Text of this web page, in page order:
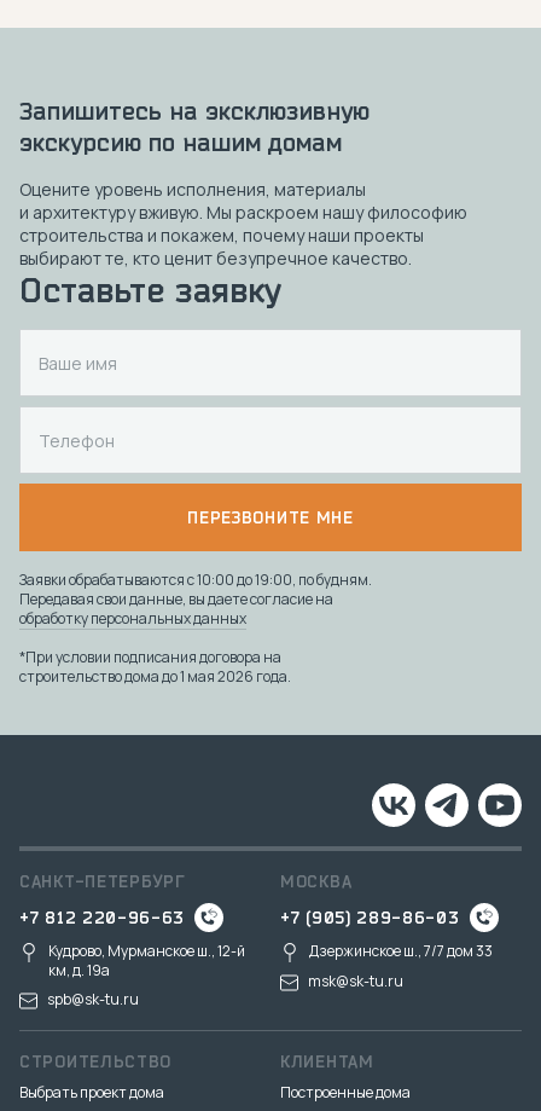
Оставьте заявку
ПЕРЕЗВОНИТЕ МНЕ
Заявки обрабатываются с 10:00 до 19:00, по будням.
Передавая свои данные, вы даете согласие на
обработку персональных данных
*При условии подписания договора на
строительство дома до 1 мая 2026 года.
Запишитесь на эксклюзивную
экскурсию по нашим домам
Оцените уровень исполнения, материалы
и архитектуру вживую. Мы раскроем нашу философию
строительства и покажем, почему наши проекты
выбирают те, кто ценит безупречное качество.
САНКТ-ПЕТЕРБУРГ
+7 812 220-96-63
Кудрово, Мурманское ш., 12-й
км, д. 19a
spb@sk-tu.ru
МОСКВА
+7 (905) 289-86-03
Дзержинское ш., 7/7 дом 33
msk@sk-tu.ru
СТРОИТЕЛЬСТВО
Выбрать проект дома
КЛИЕНТАМ
Построенные дома